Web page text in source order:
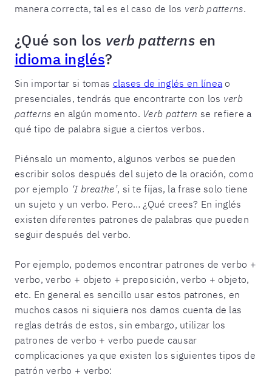
manera correcta, tal es el caso de los verb patterns.
¿Qué son los verb patterns en
idioma inglés?
Sin importar si tomas clases de inglés en línea o
presenciales, tendrás que encontrarte con los verb
patterns en algún momento. Verb pattern se refiere a
qué tipo de palabra sigue a ciertos verbos.
Piénsalo un momento, algunos verbos se pueden
escribir solos después del sujeto de la oración, como
por ejemplo ‘I breathe’, si te fijas, la frase solo tiene
un sujeto y un verbo. Pero… ¿Qué crees? En inglés
existen diferentes patrones de palabras que pueden
seguir después del verbo.
Por ejemplo, podemos encontrar patrones de verbo +
verbo, verbo + objeto + preposición, verbo + objeto,
etc. En general es sencillo usar estos patrones, en
muchos casos ni siquiera nos damos cuenta de las
reglas detrás de estos, sin embargo, utilizar los
patrones de verbo + verbo puede causar
complicaciones ya que existen los siguientes tipos de
patrón verbo + verbo: